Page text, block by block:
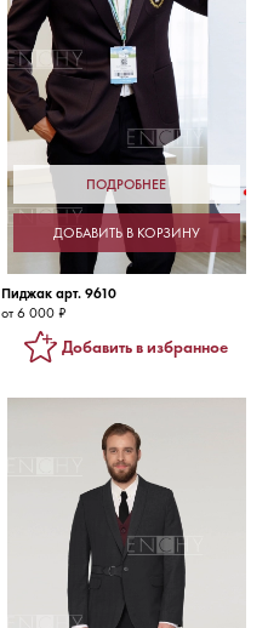
ПОДРОБНЕЕ
ДОБАВИТЬ В КОРЗИНУ
Пиджак арт. 9610
от 6 000 ₽
Добавить в избранное